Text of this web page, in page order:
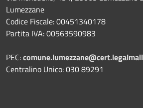
Lumezzane
Codice Fiscale: 00451340178
Partita IVA: 00563590983
PEC:
Centralino Unico: 030 89291